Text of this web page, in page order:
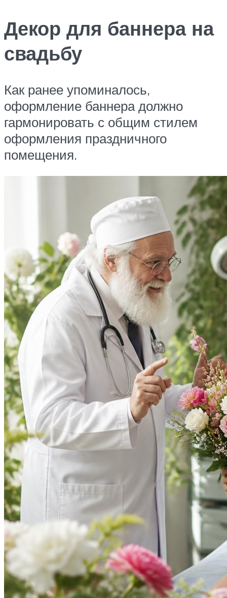
Декор для баннера на
свадьбу
Как ранее упоминалось,
оформление баннера должно
гармонировать с общим стилем
оформления праздничного
помещения.